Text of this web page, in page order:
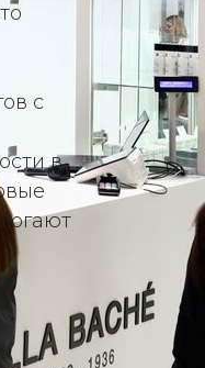
с
в